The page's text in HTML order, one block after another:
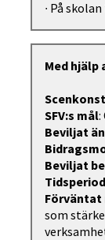
∙ På
Med hjälp
SFV:s mål:
Beviljat
Beviljat
Tidsperiod
som